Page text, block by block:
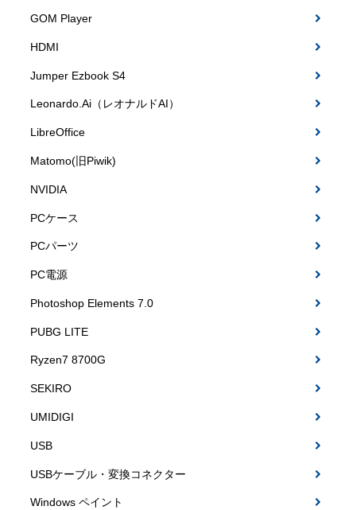
GOM Player
HDMI
Jumper Ezbook S4
Leonardo.Ai（レオナルドAI）
LibreOffice
Matomo(旧Piwik)
NVIDIA
PCケース
PCパーツ
PC電源
Photoshop Elements 7.0
PUBG LITE
Ryzen7 8700G
SEKIRO
UMIDIGI
USB
USBケーブル・変換コネクター
Windows ペイント